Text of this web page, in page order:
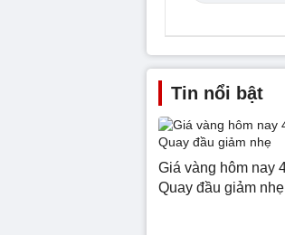
Tin nổi bật
Giá vàng hôm nay
Quay đầu giảm nhẹ